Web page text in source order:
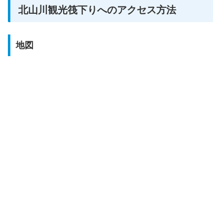
北山川観光筏下りへのアクセス方法
地図